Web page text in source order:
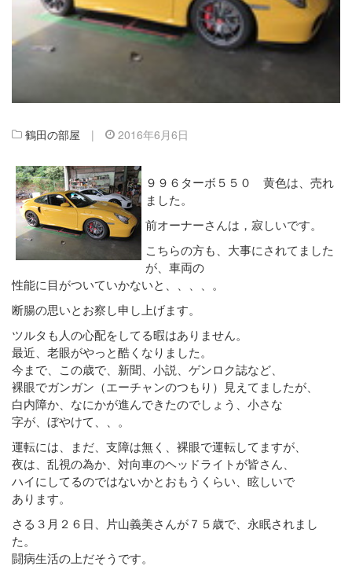
鶴田の部屋 | 2016年6月6日
９９６ターボ５５０ 黄色は、売れ
ました。
前オーナーさんは，寂しいです。
こちらの方も、大事にされてました
が、車両の
性能に目がついていかないと、、、、。
断腸の思いとお察し申し上げます。
ツルタも人の心配をしてる暇はありません。
最近、老眼がやっと酷くなりました。
今まで、この歳で、新聞、小説、ゲンロク誌など、
裸眼でガンガン（エーチャンのつもり）見えてましたが、
白内障か、なにかが進んできたのでしょう、小さな
字が、ぼやけて、、。
運転には、まだ、支障は無く、裸眼で運転してますが、
夜は、乱視の為か、対向車のヘッドライトが皆さん、
ハイにしてるのではないかとおもうくらい、眩しいで
あります。
さる３月２６日、片山義美さんが７５歳で、永眠されまし
た。
闘病生活の上だそうです。